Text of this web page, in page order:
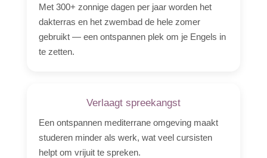
Met 300+ zonnige dagen per jaar worden het
dakterras en het zwembad de hele zomer
gebruikt — een ontspannen plek om je Engels in
te zetten.
Verlaagt spreekangst
Een ontspannen mediterrane omgeving maakt
studeren minder als werk, wat veel cursisten
helpt om vrijuit te spreken.